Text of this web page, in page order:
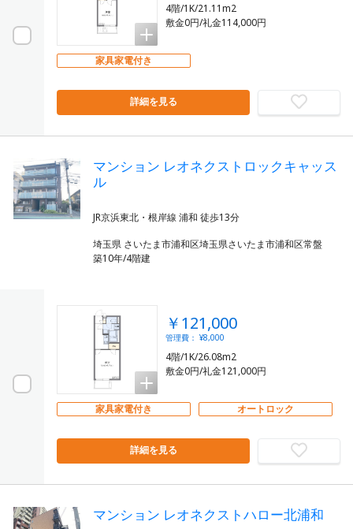
4階/1K/21.11m2
敷金0円/礼金114,000円
家具家電付き
詳細を見る
マンション レオネクストロックキャッス
ル
埼玉県 さいたま市浦和区埼玉県さいたま市浦和区常盤
築10年/4階建
￥121,000
管理費： ¥8,000
4階/1K/26.08m2
敷金0円/礼金121,000円
家具家電付き オートロック
詳細を見る
マンション レオネクストハロー北浦和